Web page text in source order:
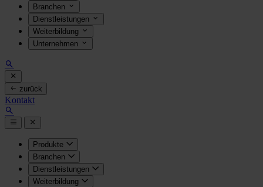
Branchen
Dienstleistungen
Weiterbildung
Unternehmen
zurück
Kontakt
Produkte
Branchen
Dienstleistungen
Weiterbildung